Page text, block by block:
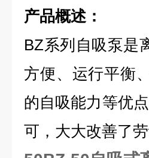
产品概述：
BZ系列自吸泵是
方便、运行平衡
的自吸能力等优
可，大大改善了劳